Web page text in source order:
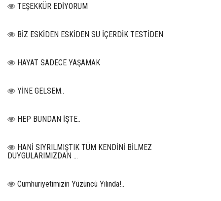
TEŞEKKÜR EDİYORUM
BİZ ESKİDEN ESKİDEN SU İÇERDİK TESTİDEN
HAYAT SADECE YAŞAMAK
YİNE GELSEM..
HEP BUNDAN İŞTE..
HANİ SIYRILMIŞTIK TÜM KENDİNİ BİLMEZ
DUYGULARIMIZDAN …
Cumhuriyetimizin Yüzüncü Yılında!..